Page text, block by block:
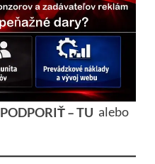
PODPORIŤ – TU alebo